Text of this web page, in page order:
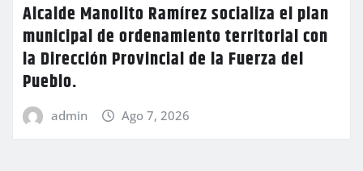
Alcalde Manolito Ramírez socializa el plan
municipal de ordenamiento territorial con
la Dirección Provincial de la Fuerza del
Pueblo.
admin Ago 7, 2026